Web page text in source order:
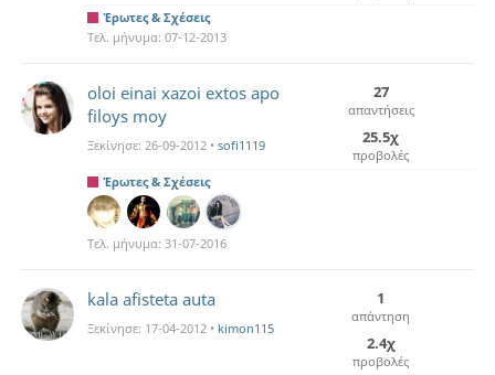
Έρωτες & Σχέσεις
Τελ. μήνυμα: 07-12-2013
oloi einai xazoi extos apo
filoys moy
Ξεκίνησε: 26-09-2012 • sofi1119
27
απαντήσεις
25.5χ
προβολές
Έρωτες & Σχέσεις
Τελ. μήνυμα: 31-07-2016
kala afisteta auta
Ξεκίνησε: 17-04-2012 • kimon115
1
απάντηση
2.4χ
προβολές